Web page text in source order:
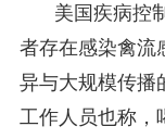
美国疾病控
者存在感染禽流
异与大规模传播
工作人员也称，